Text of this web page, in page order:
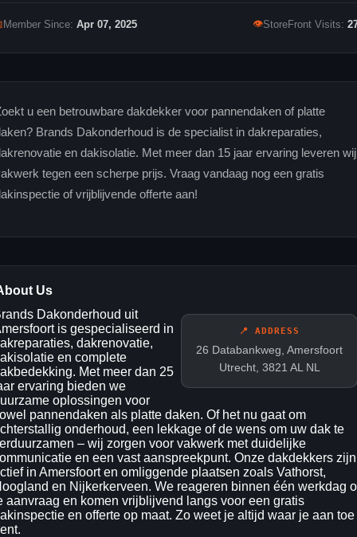
Member Since: Apr 07, 2025 👁StoreFront Visits:
u een betrouwbare dakdekker voor pannendaken of platte
Brands Dakonderhoud is de specialist in dakreparaties,
en dakisolatie. Met meer dan 15 jaar ervaring leveren wij
tegen een scherpe prijs. Vraag vandaag nog een gratis
of vrijblijvende offerte aan!
Us
📍 ADDRESS
26 Databankweg, Amersfoort
Utrecht, 3821 AL NL
Dakonderhoud uit
is gespecialiseerd in
dakrenovatie,
en complete
Met meer dan 25
ervaring bieden we
oplossingen voor
pannendaken als platte daken. Of het nu gaat om
onderhoud, een lekkage of de wens om uw dak te
– wij zorgen voor vakwerk met duidelijke
en een vast aanspreekpunt. Onze dakdekkers zijn
in Amersfoort en omliggende plaatsen zoals Vathorst,
en Nijkerkerveen. We reageren binnen één werkdag
aanvraag en komen vrijblijvend langs voor een gratis
en offerte op maat. Zo weet je altijd waar je aan toe